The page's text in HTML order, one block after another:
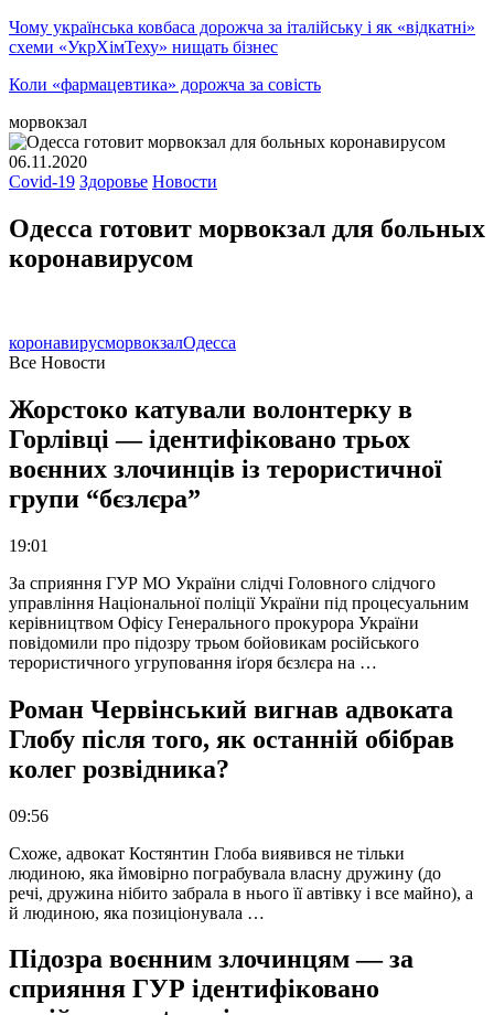
Чому українська ковбаса дорожча за італійську і як «відкатні»
схеми «УкрХімТеху» нищать бізнес
Коли «фармацевтика» дорожча за совість
морвокзал
06.11.2020
Covid-19 Здоровье Новости
Одесса готовит морвокзал для больных
коронавирусом
коронавирусморвокзалОдесса
Все Новости
Жорстоко катували волонтерку в
Горлівці — ідентифіковано трьох
воєнних злочинців із терористичної
групи “бєзлєра”
19:01
За сприяння ГУР МО України слідчі Головного слідчого
управління Національної поліції України під процесуальним
керівництвом Офісу Генерального прокурора України
повідомили про підозру трьом бойовикам російського
терористичного угруповання іґоря бєзлєра на …
Роман Червінський вигнав адвоката
Глобу після того, як останній обібрав
колег розвідника?
09:56
Схоже, адвокат Костянтин Глоба виявився не тільки
людиною, яка ймовірно пограбувала власну дружину (до
речі, дружина нібито забрала в нього її автівку і все майно), а
й людиною, яка позиціонувала …
Підозра воєнним злочинцям — за
сприяння ГУР ідентифіковано